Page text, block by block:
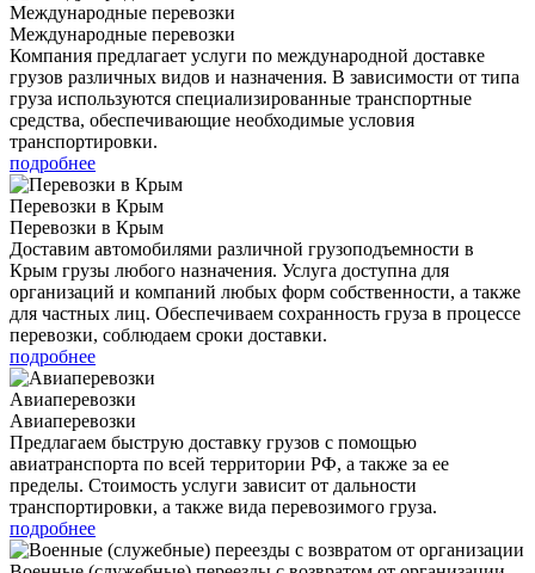
Международные перевозки
Международные перевозки
Компания предлагает услуги по международной доставке
грузов различных видов и назначения. В зависимости от типа
груза используются специализированные транспортные
средства, обеспечивающие необходимые условия
транспортировки.
подробнее
Перевозки в Крым
Перевозки в Крым
Доставим автомобилями различной грузоподъемности в
Крым грузы любого назначения. Услуга доступна для
организаций и компаний любых форм собственности, а также
для частных лиц. Обеспечиваем сохранность груза в процессе
перевозки, соблюдаем сроки доставки.
подробнее
Авиаперевозки
Авиаперевозки
Предлагаем быструю доставку грузов с помощью
авиатранспорта по всей территории РФ, а также за ее
пределы. Стоимость услуги зависит от дальности
транспортировки, а также вида перевозимого груза.
подробнее